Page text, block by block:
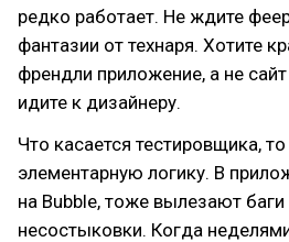
редко работает. Не ждите
фантазии от технаря. Хотите
френдли приложение, а не
идите к дизайнеру.
Что касается тестировщика,
элементарную логику. В
на Bubble, тоже вылезают
несостыковки. Когда